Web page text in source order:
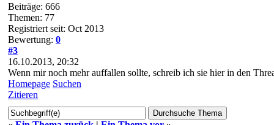
Beiträge: 666
Themen: 77
Registriert seit: Oct 2013
Bewertung: 0
#3
16.10.2013, 20:32
Wenn mir noch mehr auffallen sollte, schreib ich sie hier in den
Homepage Suchen
Zitieren